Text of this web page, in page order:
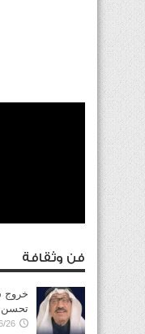
فن وثقافة
خروج
تحسن
26